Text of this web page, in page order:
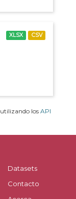
XLSX CSV
los API
Datasets
Contacto